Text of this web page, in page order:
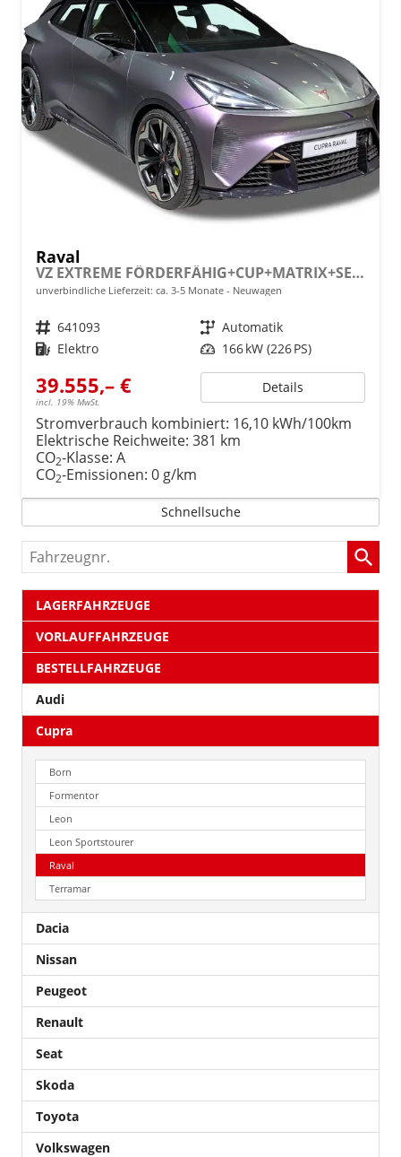
Raval
VZ EXTREME FÖRDERFÄHIG+CUP+MATRIX+SENNHEISER+ACC+360 KAM+19" ALU
unverbindliche Lieferzeit: ca. 3-5 Monate Neuwagen
Fahrzeugnr. 641093 Getriebe Automatik
Kraftstoff Elektro Leistung 166 kW (226 PS)
39.555,– €
incl. 19% MwSt.
Details
Stromverbrauch kombiniert: 16,10 kWh/100km
Elektrische Reichweite: 381 km
CO2-Klasse: A
CO2-Emissionen: 0 g/km
Schnellsuche
Fahrzeugnr.
LAGERFAHRZEUGE
VORLAUFFAHRZEUGE
BESTELLFAHRZEUGE
Audi
Cupra
Born
Formentor
Leon
Leon Sportstourer
Raval
Terramar
Dacia
Nissan
Peugeot
Renault
Seat
Skoda
Toyota
Volkswagen